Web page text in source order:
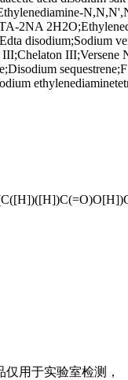
2NA
disodium;Sodium
用于实验室检测，